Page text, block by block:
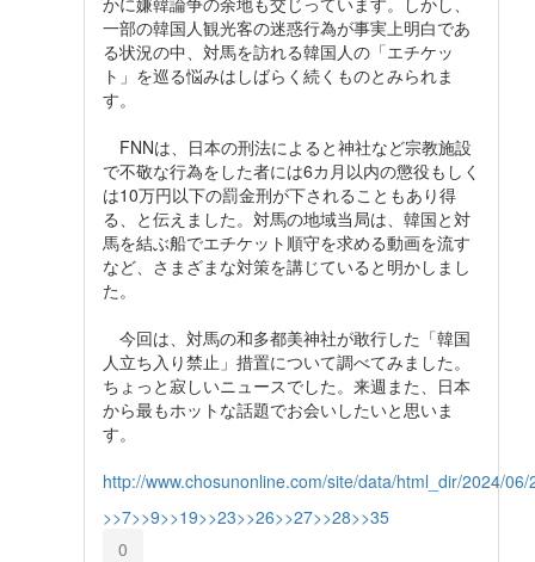
一部の韓国人観光客の迷惑行為が事実上明白であ
る状況の中、対馬を訪れる韓国人の「エチケッ
ト」を巡る悩みはしばらく続くものとみられま
す。
FNNは、日本の刑法によると神社など宗教施設
で不敬な行為をした者には6カ月以内の懲役もしく
は10万円以下の罰金刑が下されることもあり得
る、と伝えました。対馬の地域当局は、韓国と対
馬を結ぶ船でエチケット順守を求める動画を流す
など、さまざまな対策を講じていると明かしまし
た。
今回は、対馬の和多都美神社が敢行した「韓国
人立ち入り禁止」措置について調べてみました。
ちょっと寂しいニュースでした。来週また、日本
から最もホットな話題でお会いしたいと思いま
す。
http://www.chosunonline.com/site/data/html_dir/2024/
>>7>>9>>19>>23>>26>>27>>28>>35
0